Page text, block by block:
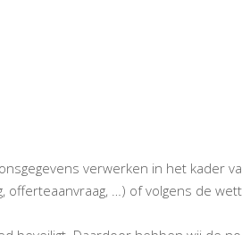
verwerken in het kader
…) of volgens de